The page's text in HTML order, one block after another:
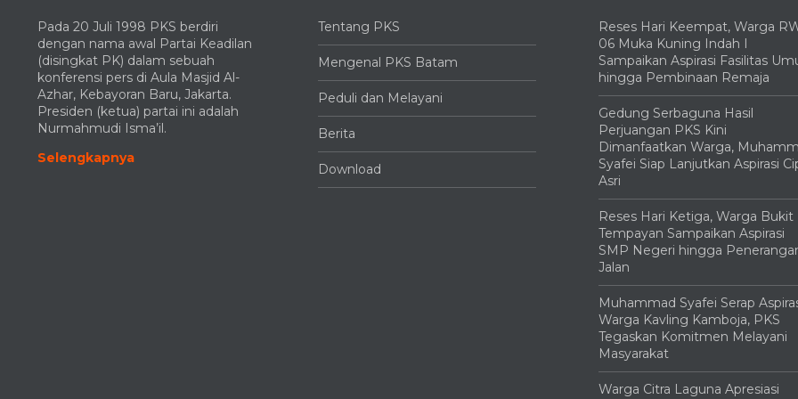
Pada 20 Juli 1998 PKS berdiri
dengan nama awal Partai Keadilan
(disingkat PK) dalam sebuah
konferensi pers di Aula Masjid Al-
Azhar, Kebayoran Baru, Jakarta.
Presiden (ketua) partai ini adalah
Nurmahmudi Isma’il.
Selengkapnya
Tentang PKS
Mengenal PKS Batam
Peduli dan Melayani
Berita
Download
Reses Hari Keempat, Warga
06 Muka Kuning Indah I
Sampaikan Aspirasi Fasilitas
hingga Pembinaan Remaja
Gedung Serbaguna Hasil
Perjuangan PKS Kini
Dimanfaatkan Warga,
Syafei Siap Lanjutkan Aspirasi
Asri
Reses Hari Ketiga, Warga Bukit
Tempayan Sampaikan Aspirasi
SMP Negeri hingga
Jalan
Muhammad Syafei Serap
Warga Kavling Kamboja, PKS
Tegaskan Komitmen Melayani
Masyarakat
Warga Citra Laguna Apresiasi